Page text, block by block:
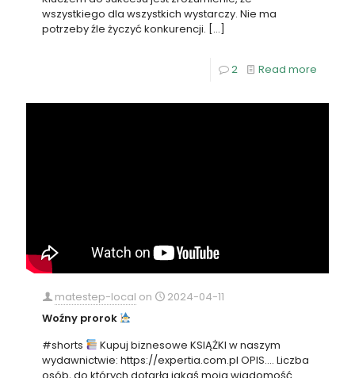
wszystkiego dla wszystkich wystarczy. Nie ma
potrzeby źle życzyć konkurencji. […]
2 Read more
matestep-local on
2024-04-11
Woźny prorok
#shorts
Kupuj biznesowe KSIĄŻKI w naszym
wydawnictwie: https://expertia.com.pl OPIS…. Liczba